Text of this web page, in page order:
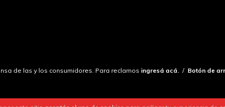
de las y los consumidores. Para reclamos ingresá acá. / Botón de